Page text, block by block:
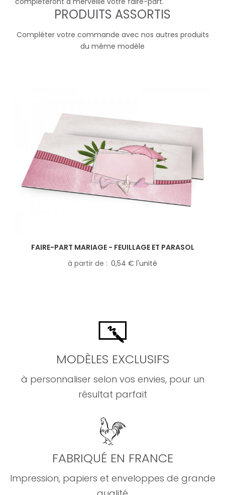
PRODUITS ASSORTIS
Compléter votre commande avec nos autres produits
du même modèle
FAIRE-PART MARIAGE - FEUILLAGE ET PARASOL
à partir de
0,54 € l'unité
MODÈLES EXCLUSIFS
à personnaliser selon vos envies, pour un
résultat parfait
FABRIQUÉ EN FRANCE
Impression, papiers et enveloppes de grande